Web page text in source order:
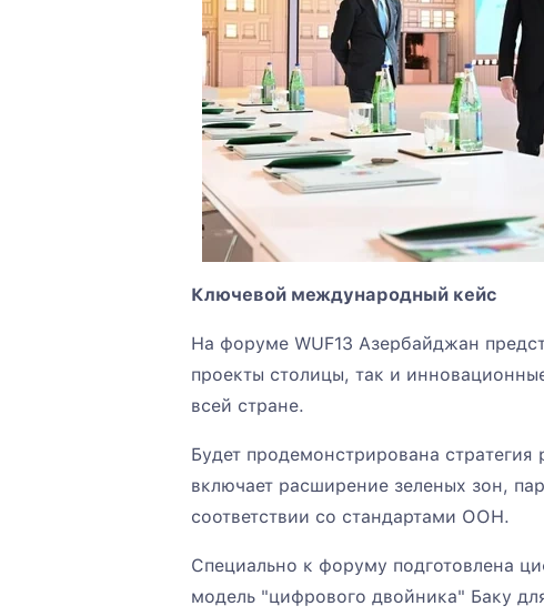
Ключевой международный кейс
На форуме WUF13 Азербайджан
проекты столицы, так и
всей стране.
Будет продемонстрирована
включает расширение зеленых зон,
соответствии со стандартами ООН.
Специально к форуму подготовлена
модель "цифрового двойника" Баку